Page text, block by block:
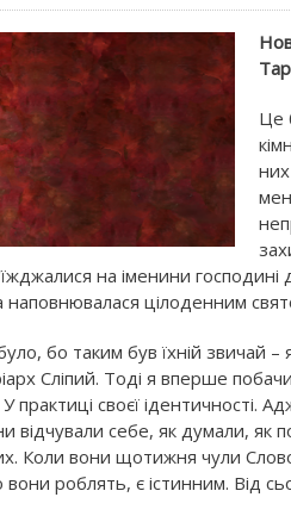
Це
на іменини
наповнювалася цілоденним
бо таким був їхній звичай
Сліпий. Тоді я вперше
У практиці своєї ідентичності.
відчували себе, як думали, як
Коли вони щотижня чули
роблять, є істинним. Від